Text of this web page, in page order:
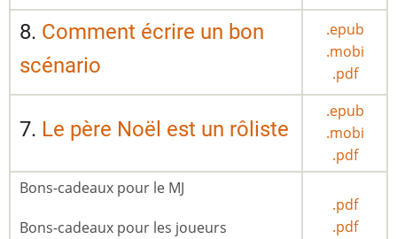
8. Comment écrire un bon
scénario
.epub
.mobi
.pdf
7. Le père Noël est un rôliste
.epub
.mobi
.pdf
Bons-cadeaux pour le MJ
Bons-cadeaux pour les joueurs
.pdf
.pdf